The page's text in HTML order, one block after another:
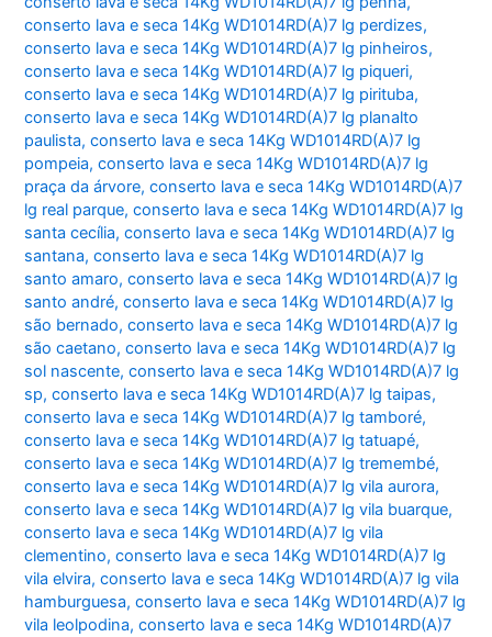
conserto lava e seca 14Kg WD1014RD(A)7 lg perdizes,
conserto lava e seca 14Kg WD1014RD(A)7 lg pinheiros,
conserto lava e seca 14Kg WD1014RD(A)7 lg piqueri,
conserto lava e seca 14Kg WD1014RD(A)7 lg pirituba,
conserto lava e seca 14Kg WD1014RD(A)7 lg planalto
paulista,conserto lava e seca 14Kg WD1014RD(A)7 lg
pompeia,conserto lava e seca 14Kg WD1014RD(A)7 lg
praça da árvore,conserto lava e seca 14Kg WD1014RD(A)7
lg real parque,conserto lava e seca 14Kg WD1014RD(A)7 lg
santa cecília,conserto lava e seca 14Kg WD1014RD(A)7 lg
santana,conserto lava e seca 14Kg WD1014RD(A)7 lg
santo amaro,conserto lava e seca 14Kg WD1014RD(A)7 lg
santo andré,conserto lava e seca 14Kg WD1014RD(A)7 lg
são bernado,conserto lava e seca 14Kg WD1014RD(A)7 lg
são caetano,conserto lava e seca 14Kg WD1014RD(A)7 lg
sol nascente,conserto lava e seca 14Kg WD1014RD(A)7 lg
sp,conserto lava e seca 14Kg WD1014RD(A)7 lg taipas,
conserto lava e seca 14Kg WD1014RD(A)7 lg tamboré,
conserto lava e seca 14Kg WD1014RD(A)7 lg tatuapé,
conserto lava e seca 14Kg WD1014RD(A)7 lg tremembé,
conserto lava e seca 14Kg WD1014RD(A)7 lg vila aurora,
conserto lava e seca 14Kg WD1014RD(A)7 lg vila buarque,
conserto lava e seca 14Kg WD1014RD(A)7 lg vila
clementino,conserto lava e seca 14Kg WD1014RD(A)7 lg
vila elvira,conserto lava e seca 14Kg WD1014RD(A)7 lg vila
hamburguesa,conserto lava e seca 14Kg WD1014RD(A)7 lg
vila leolpodina,conserto lava e seca 14Kg WD1014RD(A)7